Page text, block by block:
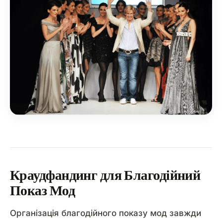
Краудфандинг для Благодійний
Показ Мод
Організація благодійного показу мод завжди